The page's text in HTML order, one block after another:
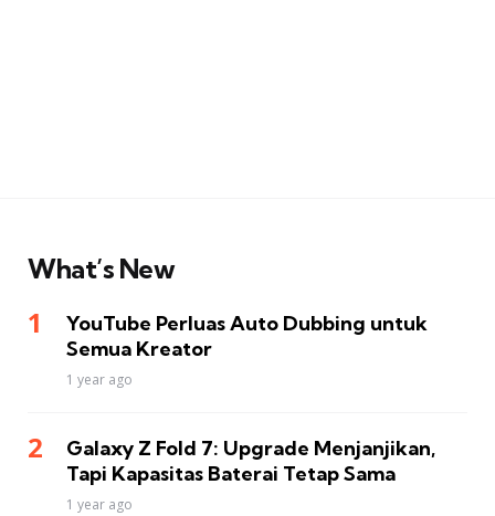
What’s New
YouTube Perluas Auto Dubbing untuk
Semua Kreator
1 year ago
Galaxy Z Fold 7: Upgrade Menjanjikan,
Tapi Kapasitas Baterai Tetap Sama
1 year ago